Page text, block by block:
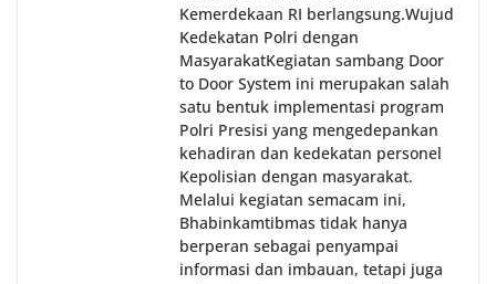
Kemerdekaan RI berlangsung.‎‎Wujud
Kedekatan Polri dengan
Masyarakat‎Kegiatan sambang Door
to Door System ini merupakan salah
satu bentuk implementasi program
Polri Presisi yang mengedepankan
kehadiran dan kedekatan personel
Kepolisian dengan masyarakat.
Melalui kegiatan semacam ini,
Bhabinkamtibmas tidak hanya
berperan sebagai penyampai
informasi dan imbauan, tetapi juga